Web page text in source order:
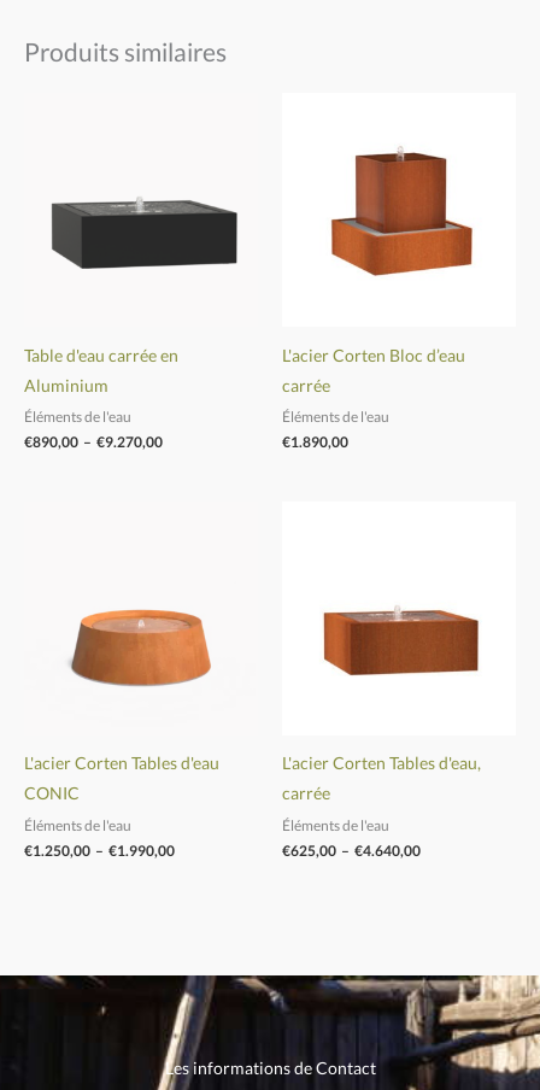
Produits similaires
Table d'eau carrée en
Aluminium
Éléments de l'eau
€890,00 – €9.270,00
€9.270,00
L'acier Corten Bloc d’eau
carrée
Éléments de l'eau
€1.890,00
L'acier Corten Tables d'eau
CONIC
Éléments de l'eau
€1.250,00 – €1.990,00
L'acier Corten Tables d'eau,
carrée
Éléments de l'eau
€625,00 – €4.640,00
Les informations de Contact